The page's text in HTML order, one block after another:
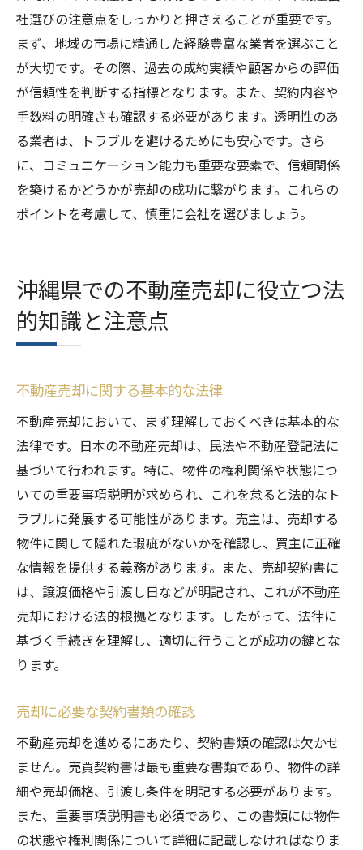
社選びの注意点をしっかりと押さえることが重要です。
まず、地域の市場に精通した経験豊富な業者を選ぶこと
が大切です。その際、過去の成約実績や顧客からの評価
が信頼性を判断する指標となります。また、契約内容や
手数料の明確さも確認する必要があります。透明性のあ
る業者は、トラブルを避けるためにも安心です。さら
に、コミュニケーション能力も重要な要素で、信頼関係
を築けるかどうかが売却の成功に繋がります。これらの
ポイントを考慮して、慎重に会社を選びましょう。
沖縄県での不動産売却に役立つ法
的知識と注意点
不動産売却に関する基本的な法律
不動産売却において、まず理解しておくべきは基本的な
法律です。日本の不動産売却は、民法や不動産登記法に
基づいて行われます。特に、物件の権利関係や状態につ
いての重要事項説明が求められ、これを怠ると法的なト
ラブルに発展する可能性があります。売主は、売却する
物件に関して隠れた瑕疵がないかを確認し、買主に正確
な情報を提供する義務があります。また、売却契約書に
は、譲渡価格や引渡し日などが明記され、これが不動産
売却における法的根拠となります。したがって、法律に
基づく手続きを理解し、適切に行うことが成功の鍵とな
ります。
売却に必要な契約書類の確認
不動産売却を進めるにあたり、契約書類の確認は欠かせ
ません。売買契約書は最も重要な書類であり、物件の詳
細や売却価格、引渡し条件を明記する必要があります。
また、重要事項説明書も必須であり、この書類には物件
の状態や権利関係について詳細に記載しなければなりま